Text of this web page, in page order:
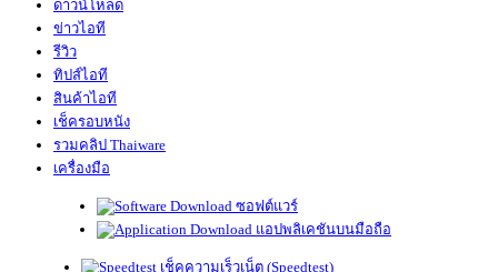
ดาวน์โหลด
ข่าวไอที
รีวิว
ทิปส์ไอที
สินค้าไอที
เช็ครอบหนัง
รวมคลิป Thaiware
เครื่องมือ
ซอฟต์แวร์
แอปพลิเคชันบนมือถือ
เช็คความเร็วเน็ต (Speedtest)